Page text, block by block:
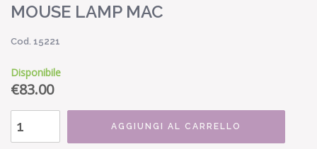
MOUSE LAMP MAC
Cod. 15221
Disponibile
€83.00
AGGIUNGI AL CARRELLO